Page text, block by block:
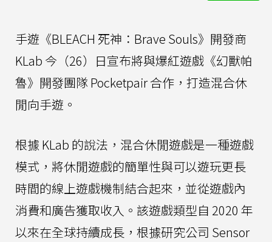
手遊《BLEACH 死神：Brave Souls》開發商
KLab 今（26）日宣布將與爆紅遊戲《幻獸帕
魯》開發團隊 Pocketpair 合作，打造混合休
閒向手遊。
根據 KLab 的說法，混合休閒遊戲是一種遊戲
模式，將休閒遊戲的簡單性與可以遊玩更長
時間的線上遊戲機制結合起來，並從遊戲內
消費和廣告獲取收入。該遊戲類型自 2020 年
以來在全球持續成長，根據研究公司 Sensor